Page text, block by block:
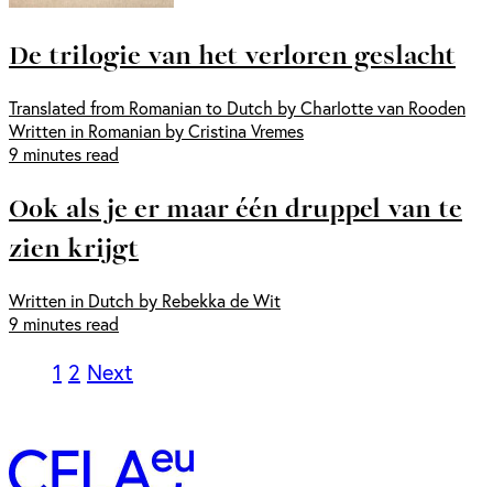
De trilogie van het verloren geslacht
Translated from Romanian to Dutch by Charlotte van Rooden
Written in Romanian by Cristina Vremes
9 minutes read
Ook als je er maar één druppel van te
zien krijgt
Written in Dutch by Rebekka de Wit
9 minutes read
1 2 Next